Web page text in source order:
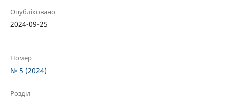
Опубліковано
2024-09-25
Номер
№ 5 (2024)
Розділ